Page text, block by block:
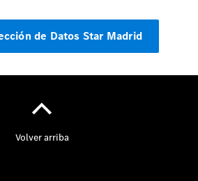
de Datos Star Madrid